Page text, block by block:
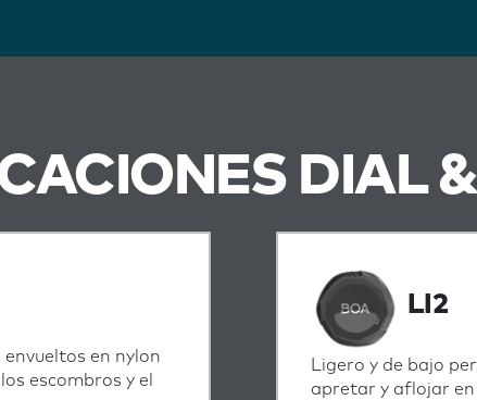
DIAL
envueltos en nylon
escombros y el
LI2
Ligero y de bajo
apretar y aflojar